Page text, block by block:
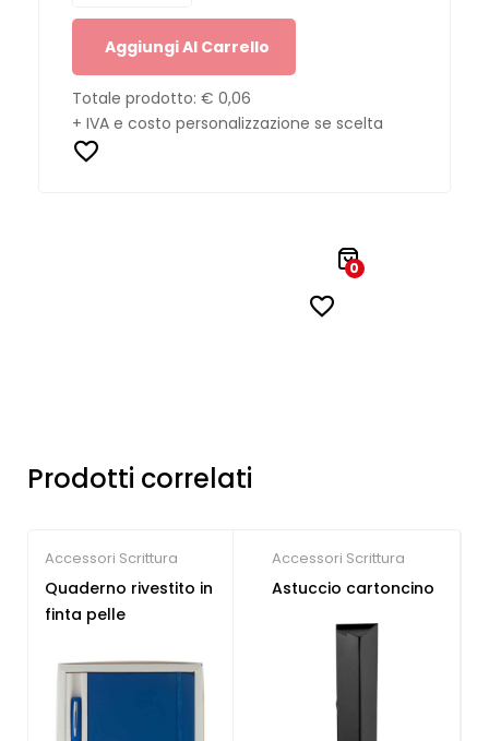
Aggiungi Al Carrello
Totale prodotto: € 0,06
+ IVA e costo personalizzazione se scelta
0
Prodotti correlati
Accessori Scrittura
Quaderno rivestito in
finta pelle
Accessori Scrittura
Astuccio cartoncino